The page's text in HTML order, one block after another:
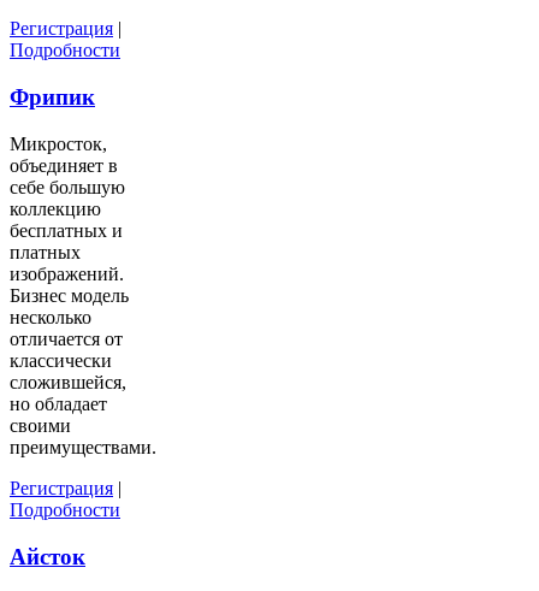
Регистрация |
Подробности
Фрипик
Микросток,
объединяет в
себе большую
коллекцию
бесплатных и
платных
изображений.
Бизнес модель
несколько
отличается от
классически
сложившейся,
но обладает
своими
преимуществами.
Регистрация |
Подробности
Айсток